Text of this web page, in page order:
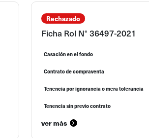
Rechazado
Ficha Rol N° 36497-2021
Casación en el fondo
Contrato de compraventa
Tenencia por ignorancia o mera tolerancia
Tenencia sin previo contrato
ver más